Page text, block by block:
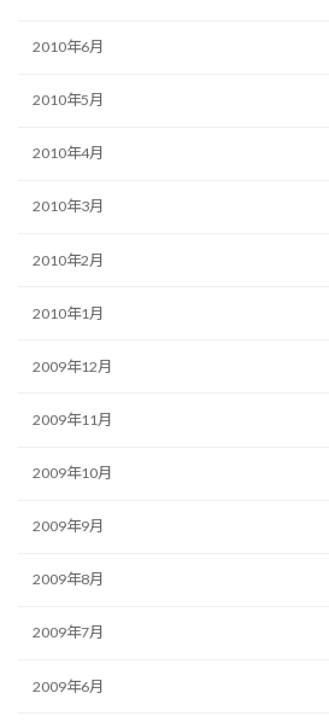
2010年6月
2010年5月
2010年4月
2010年3月
2010年2月
2010年1月
2009年12月
2009年11月
2009年10月
2009年9月
2009年8月
2009年7月
2009年6月